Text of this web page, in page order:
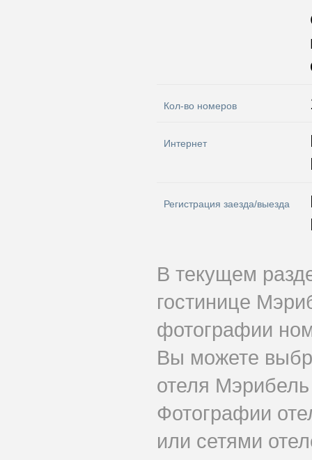
Кол-во номеров
Интернет
Регистрация заезда/выезда
В текущем
гостинице
фотографии
Вы можете
отеля
Фотографии
или сетями